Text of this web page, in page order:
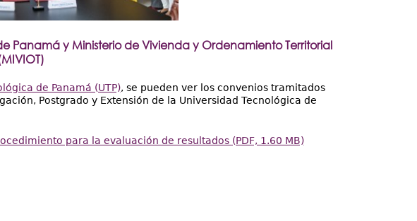
Panamá y Ministerio de Vivienda y Ordenamiento Territorial
de Panamá (UTP), se pueden ver los convenios tramitados
Postgrado y Extensión de la Universidad Tecnológica de
para la evaluación de resultados (PDF, 1.60 MB)